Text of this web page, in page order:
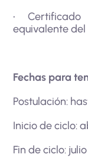
•
equivalente
Fechas para
Postulación:
Inicio de ciclo:
Fin de ciclo: